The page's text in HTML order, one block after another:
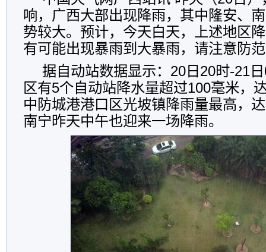
响，广西大部出现降雨，其中隆安、
势较大。预计，今天白天，上述地区
有可能出现暴雨到大暴雨，请注意防
据自动站数据显示：20日20时-21
区有5个自动站降水量超过100毫米，
中防城港港口区光坡镇降雨量最高，
南宁昨天中午也迎来一场降雨。